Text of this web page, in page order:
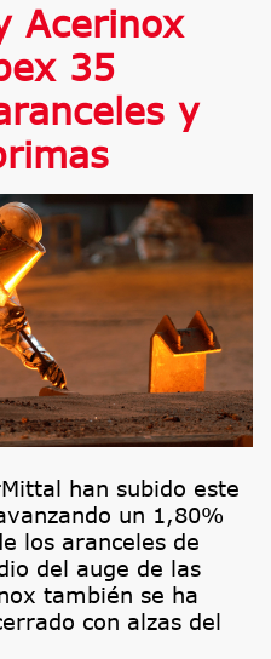
Acerinox
35
y
han subido este
un 1,80%
los aranceles de
del auge de las
también se ha
con alzas del